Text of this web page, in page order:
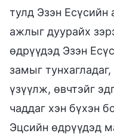
тулд Эзэн Есүсийн
ажлыг дуурайх
өдрүүдэд Эзэн
замыг
үзүүлж, өвчтэйг
чаддаг хэн бүхэн
Эцсийн өдрүүдэд